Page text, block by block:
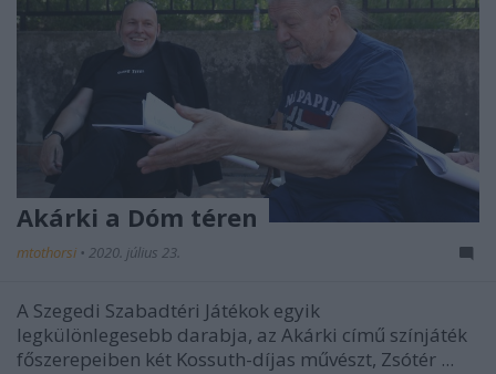
Akárki a Dóm téren
mtothorsi • 2020. július 23.
A Szegedi Szabadtéri Játékok egyik
legkülönlegesebb darabja, az Akárki című színjáték
főszerepeiben két Kossuth-díjas művészt, Zsótér ...